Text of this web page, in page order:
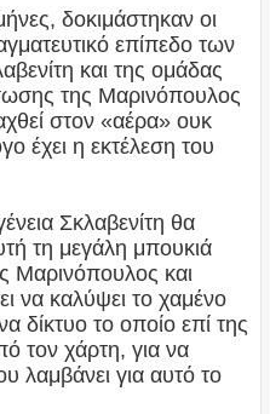
δοκιμάστηκαν οι
επίπεδο των
και της ομάδας
της Μαρινόπουλος
στον «αέρα» ουκ
έχει η εκτέλεση του
Σκλαβενίτη θα
τη μεγάλη μπουκιά
Μαρινόπουλος και
να καλύψει το χαμένο
δίκτυο το οποίο επί της
τον χάρτη, για να
λαμβάνει για αυτό το